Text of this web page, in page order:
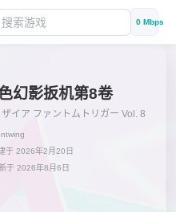
0 Mbps
幻影扳机第8卷
ザイア ファントムトリガー Vol. 8
于 2026年2月20日
于 2026年8月6日